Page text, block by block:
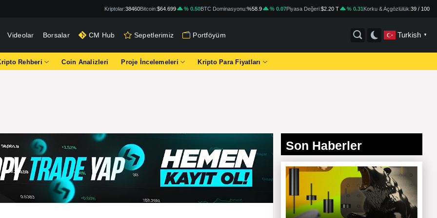
Kriptolar:38460Bitcoin:$64.699 % 0.50BTC Dominasyonu:%58.9 % 0.07Piyasa Değeri:$2.20 T % 0.31Korku & Açgözlülük:39 / 100
Videolar Borsalar CM Hub Sepetlerimiz Portföyüm Turkish ▼
Rehberi Coin Analizleri Proje İncelemeleri Kripto Para Fiyatları
Son Haberler